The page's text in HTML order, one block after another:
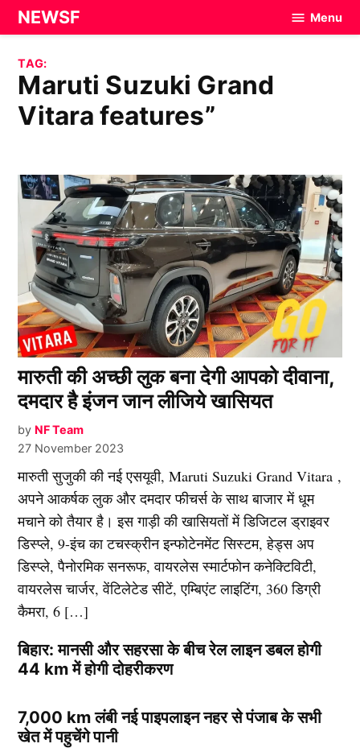
Skip
to
content
NEWSF Menu
TAG:
Maruti Suzuki Grand
Vitara features”
मारुती की अच्छी लुक बना देगी आपको दीवाना,
दमदार है इंजन जान लीजिये खासियत
by NF Team
27 November 2023
मारुती सुजुकी की नई एसयूवी, Maruti Suzuki Grand Vitara ,
अपने आकर्षक लुक और दमदार फीचर्स के साथ बाजार में धूम
मचाने को तैयार है। इस गाड़ी की खासियतों में डिजिटल ड्राइवर
डिस्प्ले, 9-इंच का टचस्क्रीन इन्फोटेनमेंट सिस्टम, हेड्स अप
डिस्प्ले, पैनोरमिक सनरूफ, वायरलेस स्मार्टफोन कनेक्टिविटी,
वायरलेस चार्जर, वेंटिलेटेड सीटें, एम्बिएंट लाइटिंग, 360 डिग्री
कैमरा, 6 […]
बिहार: मानसी और सहरसा के बीच रेल लाइन डबल होगी
44 km में होगी दोहरीकरण
7,000 km लंबी नई पाइपलाइन नहर से पंजाब के सभी
खेत में पहुचेंगे पानी